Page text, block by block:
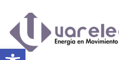
Abrir barra de herramientas
contenido